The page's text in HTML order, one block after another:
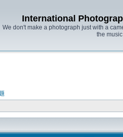
International
We don't make a photograph just with a
the